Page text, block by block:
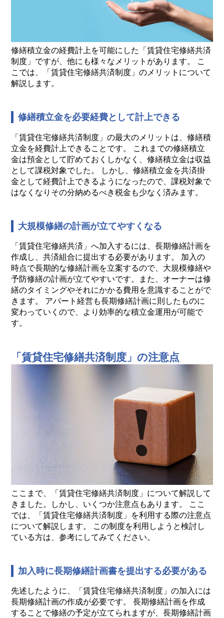
修繕積立金の経費計上を可能にした「賃貸住宅修繕共済
制度」ですが、他にも様々なメリットがあります。 こ
こでは、「賃貸住宅修繕共済制度」のメリットについて
解説します。
修繕積立金を必要経費として計上できる
「賃貸住宅修繕共済制度」の最大のメリットは、修繕積
立金を経費計上できることです。 これまでの修繕積立
金は預金として貯めておくしかなく、修繕積立金は収益
として課税対象でした。 しかし、修繕積立金を共済掛
金として経費計上できるようになったので、課税対象で
はなくなりその分納めるべき税金も少なく済みます。
大規模修繕の計画が立てやすくなる
「賃貸住宅修繕共済」へ加入するには、長期修繕計画を
作成し、共済組合に提出する必要があります。 加入の
時点で長期的な修繕計画を立案するので、大規模修繕や
予防修繕の計画が立てやすいです。また、オーナーは修
繕のタイミングやそれにかかる費用を意識することがで
きます。 アパート経営も長期修繕計画に則したものに
変わっていくので、より効率的な積立金運用が可能で
す。
「賃貸住宅修繕共済制度」の注意点
ここまで、「賃貸住宅修繕共済制度」について解説して
きました。しかし、いくつか注意点もあります。 ここ
では、「賃貸住宅修繕共済制度」を利用する際の注意点
について解説します。 この制度を利用しようと検討し
ている方は、参考にしてみてください。
加入時に長期修繕計画書を提出する必要がある
先述したように、「賃貸住宅修繕共済制度」の加入には
長期修繕計画の作成が必要です。 長期修繕計画を作成
することで修繕の予定が立てられますが、長期修繕計画